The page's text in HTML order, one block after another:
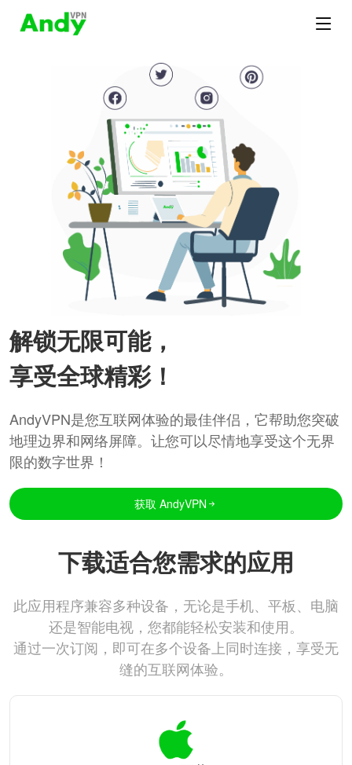
解锁无限可能，
享受全球精彩！
AndyVPN是您互联网体验的最佳伴侣，它帮助您突破
地理边界和网络屏障。让您可以尽情地享受这个无界
限的数字世界！
获取 AndyVPN
下载适合您需求的应用
此应用程序兼容多种设备，无论是手机、平板、电脑
还是智能电视，您都能轻松安装和使用。
通过一次订阅，即可在多个设备上同时连接，享受无
缝的互联网体验。